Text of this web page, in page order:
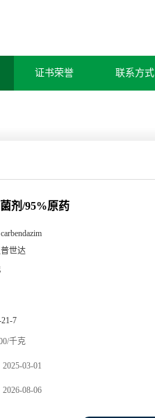
证书荣誉 联系方式
剂/95%原药
carbendazim
世达
21-7
千克
2025-03-01
2026-08-06